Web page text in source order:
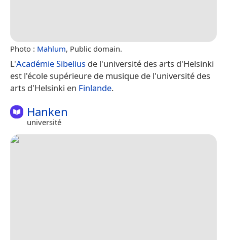
Photo : Mahlum, Public domain.
L'Académie Sibelius de l'université des arts d'Helsinki
est l'école supérieure de musique de l'université des
arts d'Helsinki en Finlande.
Hanken
université